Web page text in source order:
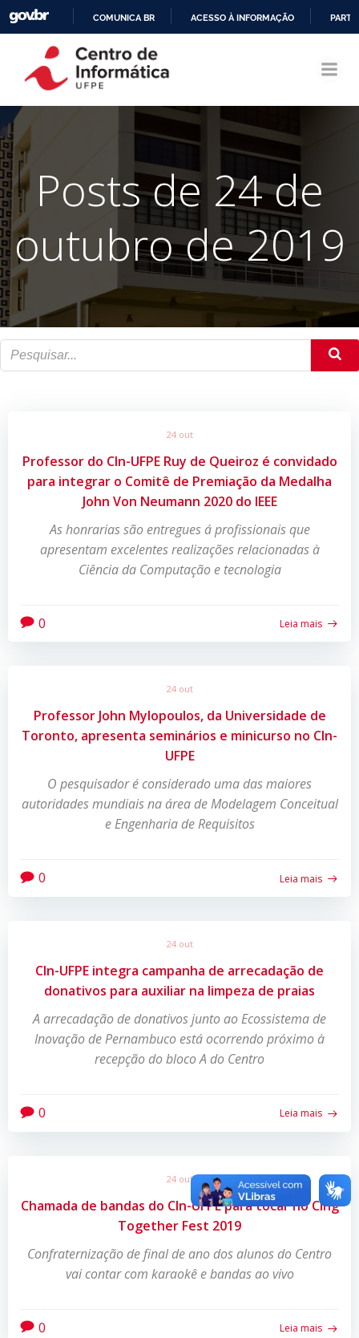
CONTEÚDO
COMUNICA BR ACESSO À INFORMAÇÃO
Posts de 24 de
outubro de 2019
24 out
Professor do CIn-UFPE Ruy de Queiroz é convidado
para integrar o Comitê de Premiação da Medalha
John Von Neumann 2020 do IEEE
As honrarias são entregues á profissionais que
apresentam excelentes realizações relacionadas à
Ciência da Computação e tecnologia
0 Leia mais
24 out
Professor John Mylopoulos, da Universidade de
Toronto, apresenta seminários e minicurso no CIn-
UFPE
O pesquisador é considerado uma das maiores
autoridades mundiais na área de Modelagem Conceitual
e Engenharia de Requisitos
0 Leia mais
24 out
CIn-UFPE integra campanha de arrecadação de
donativos para auxiliar na limpeza de praias
A arrecadação de donativos junto ao Ecossistema de
Inovação de Pernambuco está ocorrendo próximo à
recepção do bloco A do Centro
0 Leia mais
24 out
Chamada de bandas do CIn-UFPE para tocar no CIng
Together Fest 2019
Confraternização de final de ano dos alunos do Centro
vai contar com karaokê e bandas ao vivo
0 Leia mais